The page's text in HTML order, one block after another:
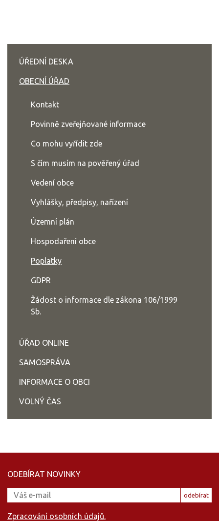
ÚŘEDNÍ DESKA
OBECNÍ ÚŘAD
Kontakt
Povinně zveřejňované informace
Co mohu vyřídit zde
S čím musím na pověřený úřad
Vedení obce
Vyhlášky, předpisy, nařízení
Územní plán
Hospodaření obce
Poplatky
GDPR
Žádost o informace dle zákona 106/1999
Sb.
ÚŘAD ONLINE
SAMOSPRÁVA
INFORMACE O OBCI
VOLNÝ ČAS
ODEBÍRAT NOVINKY
odebírat
Zpracování osobních údajů.